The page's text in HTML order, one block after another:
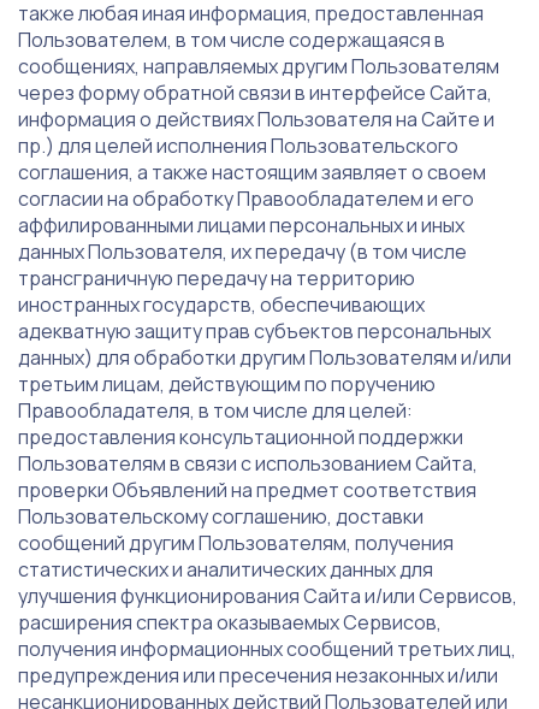
также любая иная информация, предоставленная
Пользователем, в том числе содержащаяся в
сообщениях, направляемых другим Пользователям
через форму обратной связи в интерфейсе Сайта,
информация о действиях Пользователя на Сайте и
пр.) для целей исполнения Пользовательского
соглашения, а также настоящим заявляет о своем
согласии на обработку Правообладателем и его
аффилированными лицами персональных и иных
данных Пользователя, их передачу (в том числе
трансграничную передачу на территорию
иностранных государств, обеспечивающих
адекватную защиту прав субъектов персональных
данных) для обработки другим Пользователям и/или
третьим лицам, действующим по поручению
Правообладателя, в том числе для целей:
предоставления консультационной поддержки
Пользователям в связи с использованием Сайта,
проверки Объявлений на предмет соответствия
Пользовательскому соглашению, доставки
сообщений другим Пользователям, получения
статистических и аналитических данных для
улучшения функционирования Сайта и/или Сервисов,
расширения спектра оказываемых Сервисов,
получения информационных сообщений третьих лиц,
предупреждения или пресечения незаконных и/или
несанкционированных действий Пользователей или